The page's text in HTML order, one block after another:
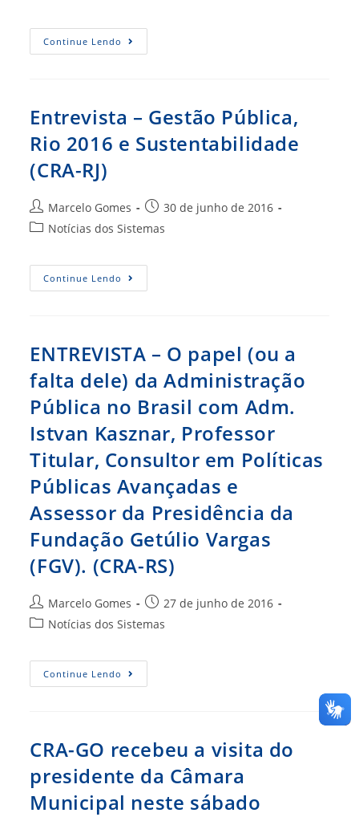
post:
Continue Lendo Gestão
Pública
Empreendedorismo
SC)
Entrevista – Gestão Pública,
Rio 2016 e Sustentabilidade
(CRA-RJ)
Autor
do
Marcelo Gomes
Post
publicado:
30 de junho de 2016
Categoria
post:
Notícias dos Sistemas
Continue Lendo Entrevista
–
E
Sustentabilidade
RJ)
ENTREVISTA – O papel (ou a
falta dele) da Administração
Pública no Brasil com Adm.
Istvan Kasznar, Professor
Titular, Consultor em Políticas
Públicas Avançadas e
Assessor da Presidência da
Fundação Getúlio Vargas
(FGV). (CRA-RS)
Autor
do
Marcelo Gomes
Post
publicado:
27 de junho de 2016
Categoria
post:
Notícias dos Sistemas
Continue Lendo ENTREVISTA
–
Dele)
Administração
Pública
No
Brasil
CRA-GO recebeu a visita do
presidente da Câmara
Municipal neste sábado